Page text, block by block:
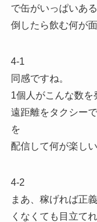
で缶がいっぱいあ
倒したら飲む何が
4-1
同感ですね。
1個人がこんな数を
遠距離をタクシー
を
配信して何が楽し
4-2
まあ、稼げれば正
くなくても目立て